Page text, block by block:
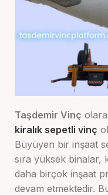
Taşdemir Vinç
kiralık sepetli vinç
Büyüyen bir inşaat
sıra yüksek binalar,
daha birçok inşaat
devam etmektedir.